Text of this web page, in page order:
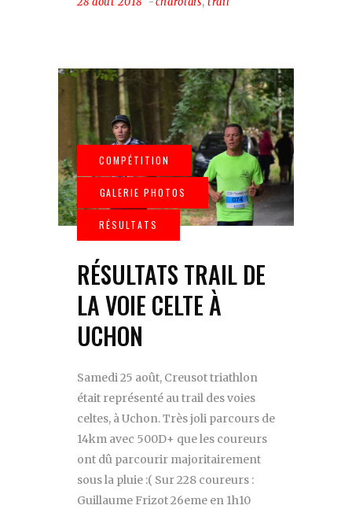
RÉSULTATS TRAIL DE
LA VOIE CELTE À
UCHON
Samedi 25 août, Creusot triathlon
était représenté au trail des voies
celtes, à Uchon. Très joli parcours de
14km avec 500D+ que les coureurs
ont dû parcourir majoritairement
sous la pluie :( Sur 228 coureurs :
Guillaume Frizot 26eme en 1h10